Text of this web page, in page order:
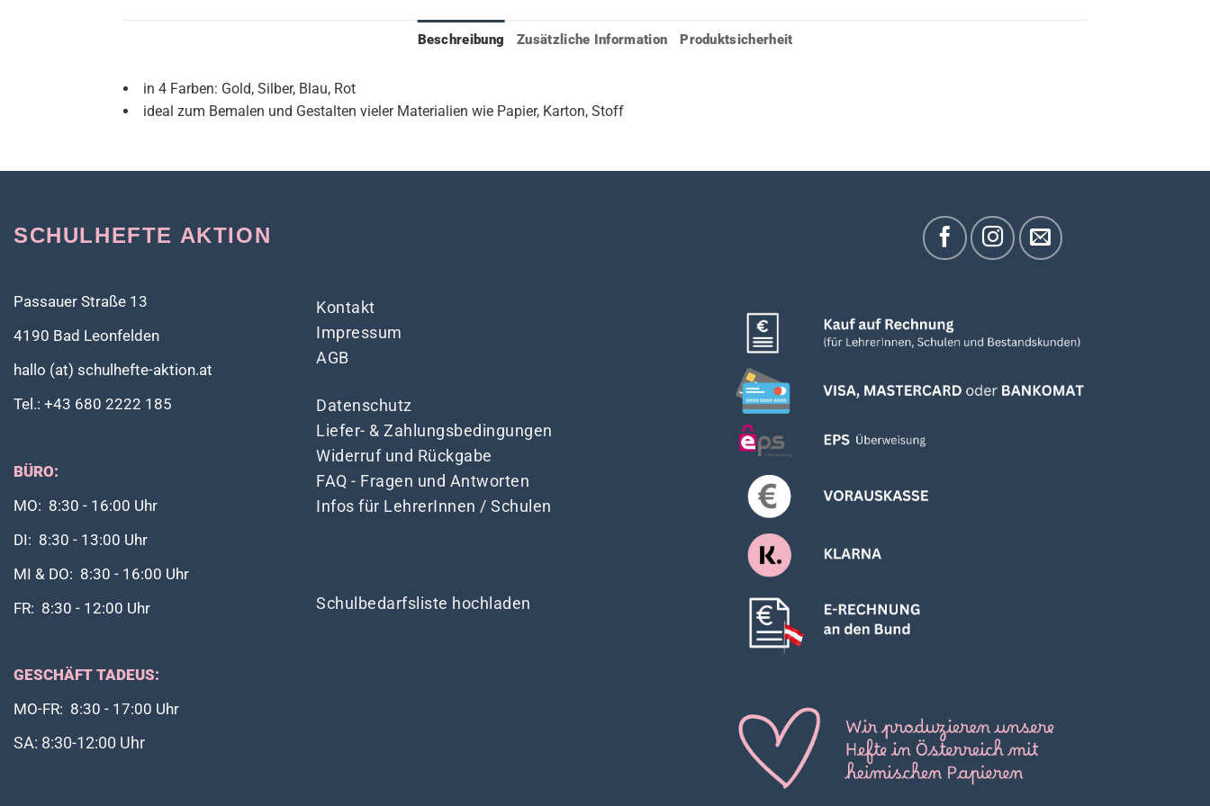
Beschreibung Zusätzliche Information Produktsicherheit
in 4 Farben: Gold, Silber, Blau, Rot
ideal zum Bemalen und Gestalten vieler Materialien wie Papier, Karton, Stoff
SCHULHEFTE AKTION
Passauer Straße 13
4190 Bad Leonfelden
hallo (at) schulhefte-aktion.at
Tel.: +43 680 2222 185
BÜRO:
MO: 8:30 - 16:00 Uhr
DI: 8:30 - 13:00 Uhr
MI & DO: 8:30 - 16:00 Uhr
FR: 8:30 - 12:00 Uhr
GESCHÄFT TADEUS:
MO-FR: 8:30 - 17:00 Uhr
SA: 8:30-12:00 Uhr
Kontakt
Impressum
AGB
Datenschutz
Liefer- & Zahlungsbedingungen
Widerruf und Rückgabe
FAQ - Fragen und Antworten
Infos für LehrerInnen / Schulen
Schulbedarfsliste hochladen